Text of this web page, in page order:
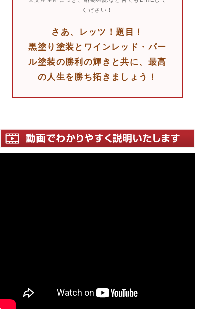
ください！
さあ、レッツ！題目！
黒塗り塗装とワインレッド・パー
ル塗装の勝利の輝きと共に、最高
の人生を勝ち拓きましょう！